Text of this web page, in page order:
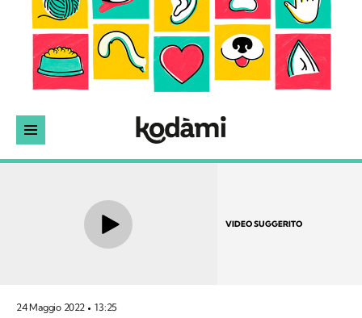
VIDEO SUGGERITO
24 Maggio 2022 13:25